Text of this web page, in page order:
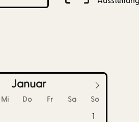
Januar
Mi Do Fr Sa So
1